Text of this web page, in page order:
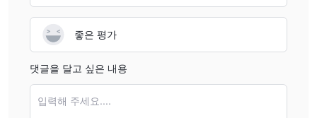
좋은 평가
댓글을 달고 싶은 내용
입력해 주세요....